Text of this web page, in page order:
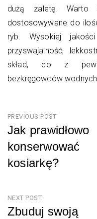
dużą zaletę. Warto
dostosowywane do
ryb. Wysokiej
przyswajalność,
skład, co z
bezkręgowców wodnych.
Nawigacja
wpisu
PREVIOUS POST
Jak prawidłowo
konserwować
kosiarkę?
NEXT POST
Zbuduj swoją